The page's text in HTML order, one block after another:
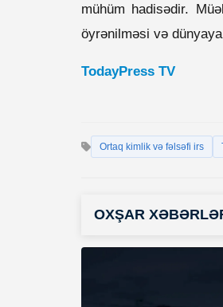
mühüm hadisədir.
öyrənilməsi və dünyaya
TodayPress TV
Ortaq kimlik və fəlsəfi irs
OXŞAR